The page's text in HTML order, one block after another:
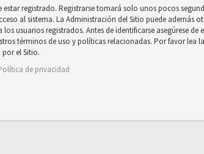
estar registrado. Registrarse tomará solo unos pocos
al sistema. La Administración del Sitio puede además
usuarios registrados. Antes de identificarse asegúrese de
términos de uso y políticas relacionadas. Por favor lea
el Sitio.
de privacidad